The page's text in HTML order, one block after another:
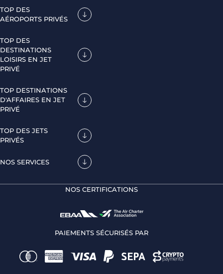
TOP DES
AÉROPORTS PRIVÉS
TOP DES
DESTINATIONS
LOISIRS EN JET
PRIVÉ
TOP DESTINATIONS
D'AFFAIRES EN JET
PRIVÉ
TOP DES JETS
PRIVÉS
NOS SERVICES
NOS CERTIFICATIONS
PAIEMENTS SÉCURISÉS PAR